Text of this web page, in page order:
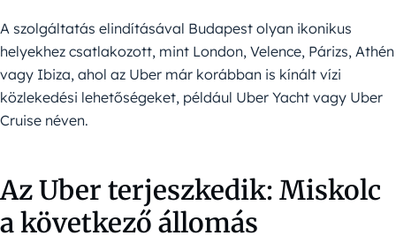
A szolgáltatás elindításával Budapest olyan ikonikus
helyekhez csatlakozott, mint London, Velence, Párizs, Athén
vagy Ibiza, ahol az Uber már korábban is kínált vízi
közlekedési lehetőségeket, például Uber Yacht vagy Uber
Cruise néven.
Az Uber terjeszkedik: Miskolc
a következő állomás